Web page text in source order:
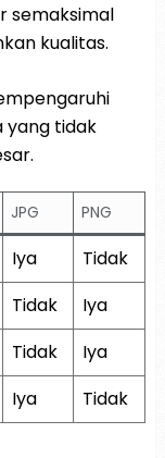
semaksimal
kualitas.
yang tidak
JPG PNG
Iya
Tidak
Tidak
Iya
Tidak
Iya
Iya Tidak